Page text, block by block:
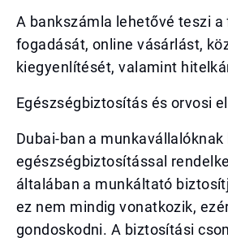
A bankszámla lehetővé teszi
fogadását, online vásárlást,
kiegyenlítését, valamint
Egészségbiztosítás és orvosi
Dubai-ban a
egészségbiztosítással
általában a munkáltató
ez nem mindig vonatkozik,
gondoskodni. A biztosítási